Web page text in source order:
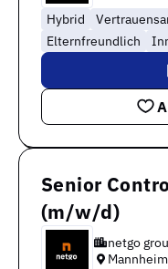
Hybrid
Elternfreundlich
Senior
(m/w/d)
netgo
Mannheim